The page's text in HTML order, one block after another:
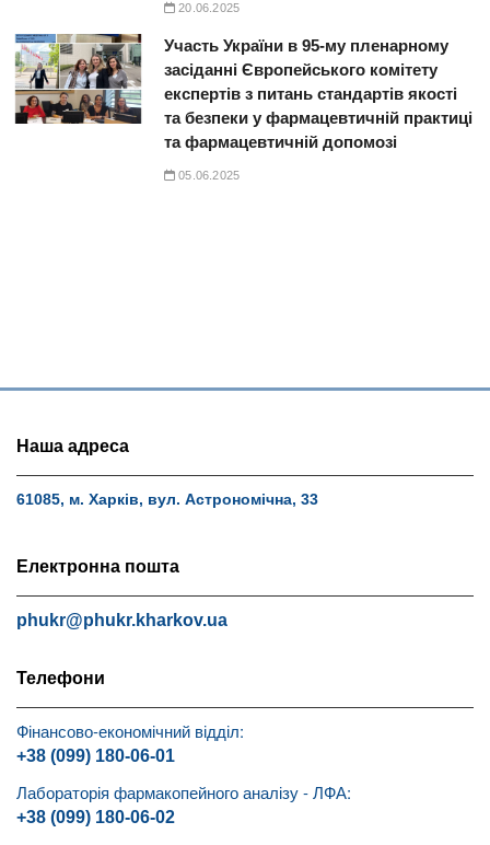
20.06.2025
Участь України в 95-му пленарному
засіданні Європейського комітету
експертів з питань стандартів якості
та безпеки у фармацевтичній практиці
та фармацевтичній допомозі
05.06.2025
Наша адреса
61085, м. Харків, вул. Астрономічна, 33
Електронна пошта
phukr@phukr.kharkov.ua
Телефони
Фінансово-економічний відділ:
+38 (099) 180-06-01
Лабораторія фармакопейного аналізу - ЛФА:
+38 (099) 180-06-02